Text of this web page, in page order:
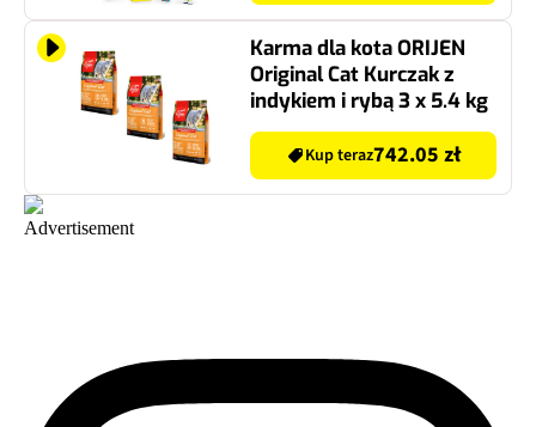
Karma dla kota ORIJEN
Original Cat Kurczak z
indykiem i rybą 3 x 5.4 kg
Kup teraz742.05 zł